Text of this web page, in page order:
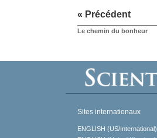
« Précédent
Le chemin du bonheur
Sites internationaux
ENGLISH (US/International)